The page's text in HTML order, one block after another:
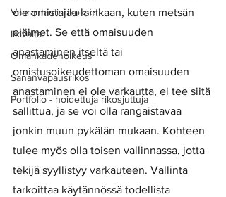
Vaarantamisrikokset
Ilkivalta
Omankädenoikeus
Sananvapausrikos
Portfolio - hoidettuja rikosjuttuja
ole omistajaa lainkaan, kuten metsän
eläimet. Se että omaisuuden
anastaminen itseltä tai
omistusoikeudettoman omaisuuden
anastaminen ei ole varkautta, ei tee siitä
sallittua, ja se voi olla rangaistavaa
jonkin muun pykälän mukaan. Kohteen
tulee myös olla toisen vallinnassa, jotta
tekijä syyllistyy varkauteen. Vallinta
tarkoittaa käytännössä todellista